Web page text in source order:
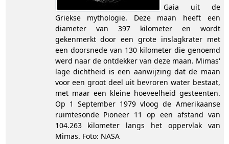
Gaia uit de
Griekse mythologie. Deze maan heeft een
diameter van 397 kilometer en wordt
gekenmerkt door een grote inslagkrater met
een doorsnede van 130 kilometer die genoemd
werd naar de ontdekker van deze maan. Mimas'
lage dichtheid is een aanwijzing dat de maan
voor een groot deel uit bevroren water bestaat,
met maar een kleine hoeveelheid gesteenten.
Op 1 September 1979 vloog de Amerikaanse
ruimtesonde Pioneer 11 op een afstand van
104.263 kilometer langs het oppervlak van
Mimas. Foto: NASA